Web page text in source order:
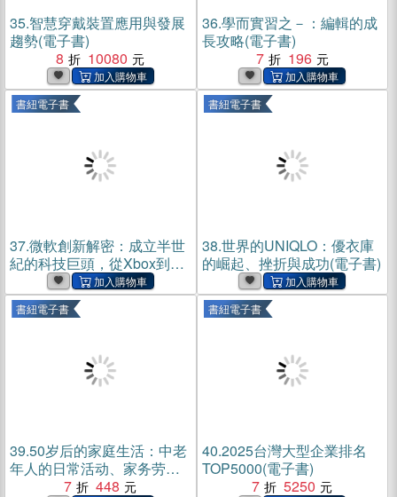
35.智慧穿戴裝置應用與發展
趨勢(電子書)
8
10080
36.學而實習之－：編輯的成
長攻略(電子書)
7
196
書紐電子書
37.微軟創新解密：成立半世
紀的科技巨頭，從Xbox到
Bing的策略布局與進化之路
(電子書)
書紐電子書
38.世界的UNIQLO：優衣庫
的崛起、挫折與成功(電子書)
書紐電子書
39.50岁后的家庭生活：中老
年人的日常活动、家务劳动
与孩童照料(電子書)
7 448
書紐電子書
40.2025台灣大型企業排名
TOP5000(電子書)
7
5250